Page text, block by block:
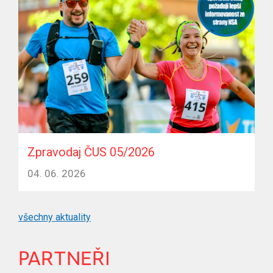
Zpravodaj ČUS 05/2026
04. 06. 2026
všechny aktuality
PARTNEŘI